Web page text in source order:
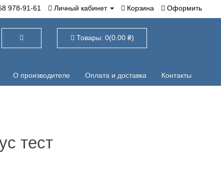
91-61 Личный кабинет Корзина Оформить
Товары: 0(0.00 ₴)
О производителе Оплата и доставка Контакты
тест